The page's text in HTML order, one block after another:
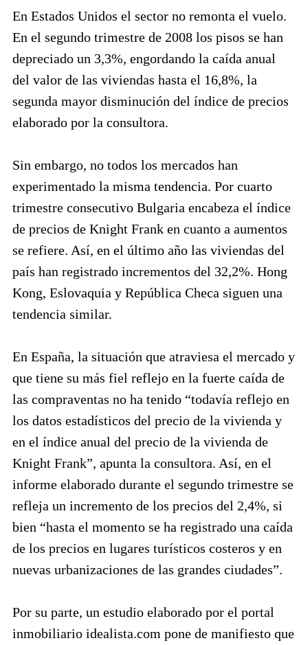
En Estados Unidos el sector no remonta el vuelo.
En el segundo trimestre de 2008 los pisos se han
depreciado un 3,3%, engordando la caída anual
del valor de las viviendas hasta el 16,8%, la
segunda mayor disminución del índice de precios
elaborado por la consultora.
Sin embargo, no todos los mercados han
experimentado la misma tendencia. Por cuarto
trimestre consecutivo Bulgaria encabeza el índice
de precios de Knight Frank en cuanto a aumentos
se refiere. Así, en el último año las viviendas del
país han registrado incrementos del 32,2%. Hong
Kong, Eslovaquia y República Checa siguen una
tendencia similar.
En España, la situación que atraviesa el mercado y
que tiene su más fiel reflejo en la fuerte caída de
las compraventas no ha tenido “todavía reflejo en
los datos estadísticos del precio de la vivienda y
en el índice anual del precio de la vivienda de
Knight Frank”, apunta la consultora. Así, en el
informe elaborado durante el segundo trimestre se
refleja un incremento de los precios del 2,4%, si
bien “hasta el momento se ha registrado una caída
de los precios en lugares turísticos costeros y en
nuevas urbanizaciones de las grandes ciudades”.
Por su parte, un estudio elaborado por el portal
inmobiliario idealista.com pone de manifiesto que